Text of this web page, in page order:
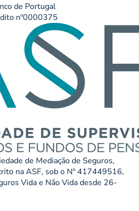
de Portugal
nº0000375
de Mediação de Seguros,
na ASF, sob o Nº 417449516,
Vida e Não Vida desde 26-